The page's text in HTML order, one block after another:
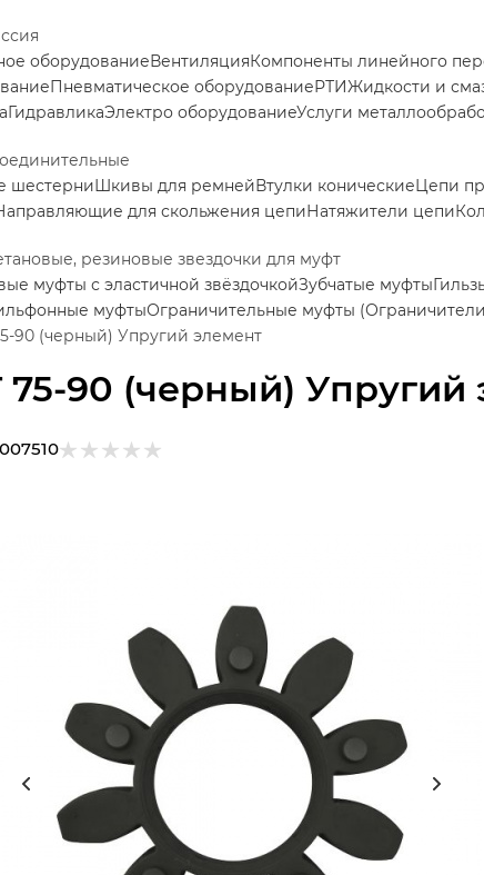
75-90 (черный) Упругий
оборудованиеВентиляцияКомпоненты линейного
Пневматическое оборудованиеРТИЖидкости и
ГидравликаЭлектро оборудованиеУслуги
шестерниШкивы для ремнейВтулки коническиеЦепи
для скольжения цепиНатяжители цепи
резиновые звездочки для муфт
муфты с эластичной звёздочкойЗубчатые муфты
муфтыОграничительные муфты
90 (черный) Упругий элемент